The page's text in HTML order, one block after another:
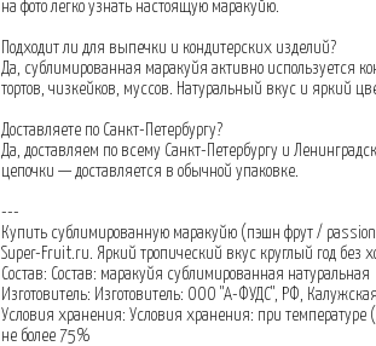
на фото легко узнать настоящую маракуйю.
Подходит ли для выпечки и кондитерских изделий?
Да, сублимированная маракуйя активно используется
тортов, чизкейков, муссов. Натуральный вкус и яркий
Доставляете по Санкт-Петербургу?
Да, доставляем по всему Санкт-Петербургу и
цепочки — доставляется в обычной упаковке.
---
Купить сублимированную маракуйю (пэшн фрут /
Super-Fruit.ru. Яркий тропический вкус круглый год без
Состав: Состав: маракуйя сублимированная натуральная
Изготовитель: Изготовитель: ООО "А-ФУДС", РФ,
Условия хранения: Условия хранения: при температуре
не более 75%